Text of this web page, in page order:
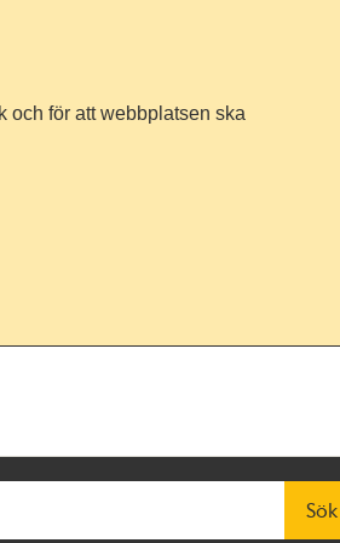
och för att webbplatsen ska
Sök